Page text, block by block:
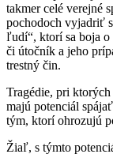
takmer celé verejné
pochodoch vyjadriť
ľudí“, ktorí sa boja o
či útočník a jeho
trestný čin.
Tragédie, pri
majú potenciál
tým, ktorí ohrozujú
Žiaľ, s týmto